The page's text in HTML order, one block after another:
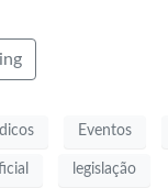
Eventos
legislação